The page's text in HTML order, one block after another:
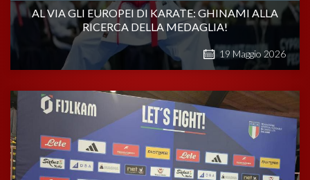
AL VIA GLI EUROPEI DI KARATE: GHINAMI ALLA
RICERCA DELLA MEDAGLIA!
19 Maggio 2026